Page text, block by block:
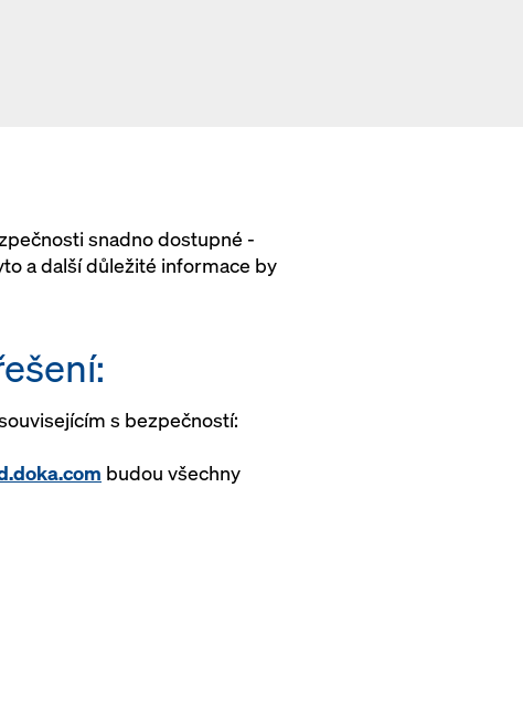
snadno dostupné -
a další důležité informace by
s bezpečností:
budou všechny